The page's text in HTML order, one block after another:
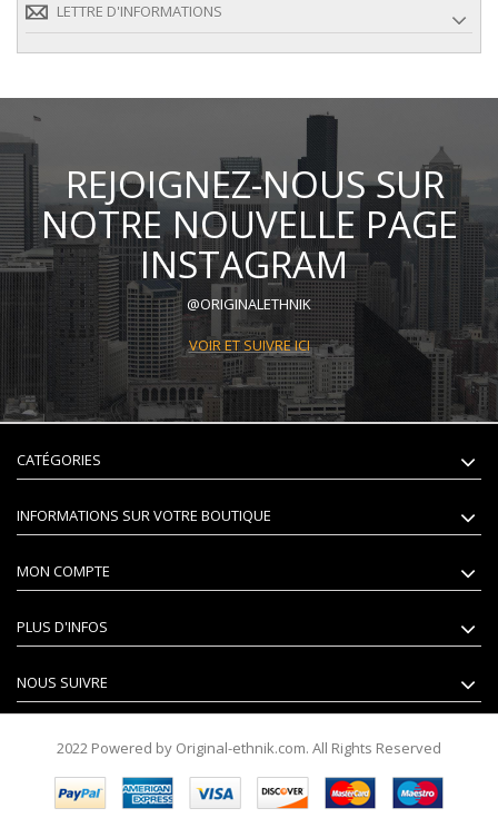
LETTRE D'INFORMATIONS
REJOIGNEZ-NOUS SUR
NOTRE NOUVELLE PAGE
INSTAGRAM
@ORIGINALETHNIK
VOIR ET SUIVRE ICI
CATÉGORIES
INFORMATIONS SUR VOTRE BOUTIQUE
MON COMPTE
PLUS D'INFOS
NOUS SUIVRE
2022 Powered by Original-ethnik.com. All Rights Reserved